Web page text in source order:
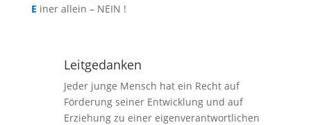
E iner allein – NEIN !
Leitgedanken
Jeder junge Mensch hat ein Recht auf
Förderung seiner Entwicklung und auf
Erziehung zu einer eigenverantwortlichen